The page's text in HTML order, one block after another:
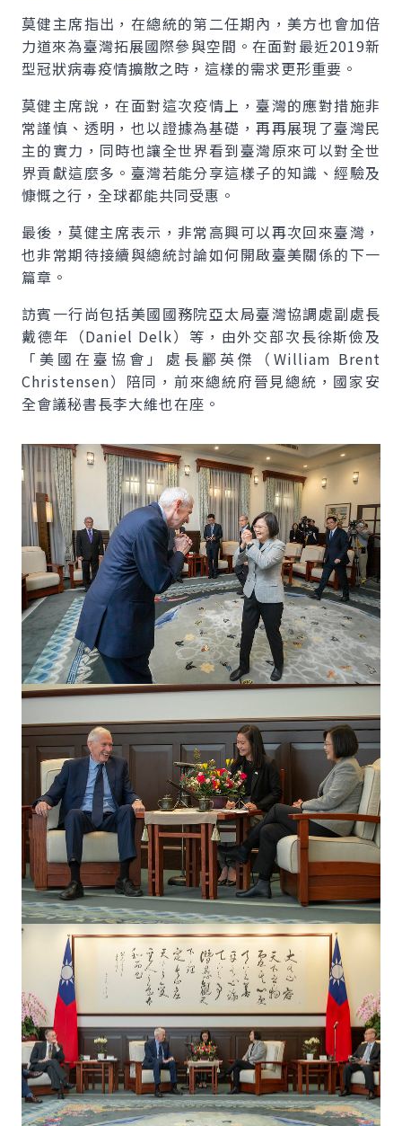
莫健主席指出，在總統的第二任期內，美方也會加倍
力道來為臺灣拓展國際參與空間。在面對最近2019新
型冠狀病毒疫情擴散之時，這樣的需求更形重要。
莫健主席說，在面對這次疫情上，臺灣的應對措施非
常謹慎、透明，也以證據為基礎，再再展現了臺灣民
主的實力，同時也讓全世界看到臺灣原來可以對全世
界貢獻這麼多。臺灣若能分享這樣子的知識、經驗及
慷慨之行，全球都能共同受惠。
最後，莫健主席表示，非常高興可以再次回來臺灣，
也非常期待接續與總統討論如何開啟臺美關係的下一
篇章。
訪賓一行尚包括美國國務院亞太局臺灣協調處副處長
戴德年（Daniel Delk）等，由外交部次長徐斯儉及
「美國在臺協會」處長酈英傑（William Brent
Christensen）陪同，前來總統府晉見總統，國家安
全會議秘書長李大維也在座。